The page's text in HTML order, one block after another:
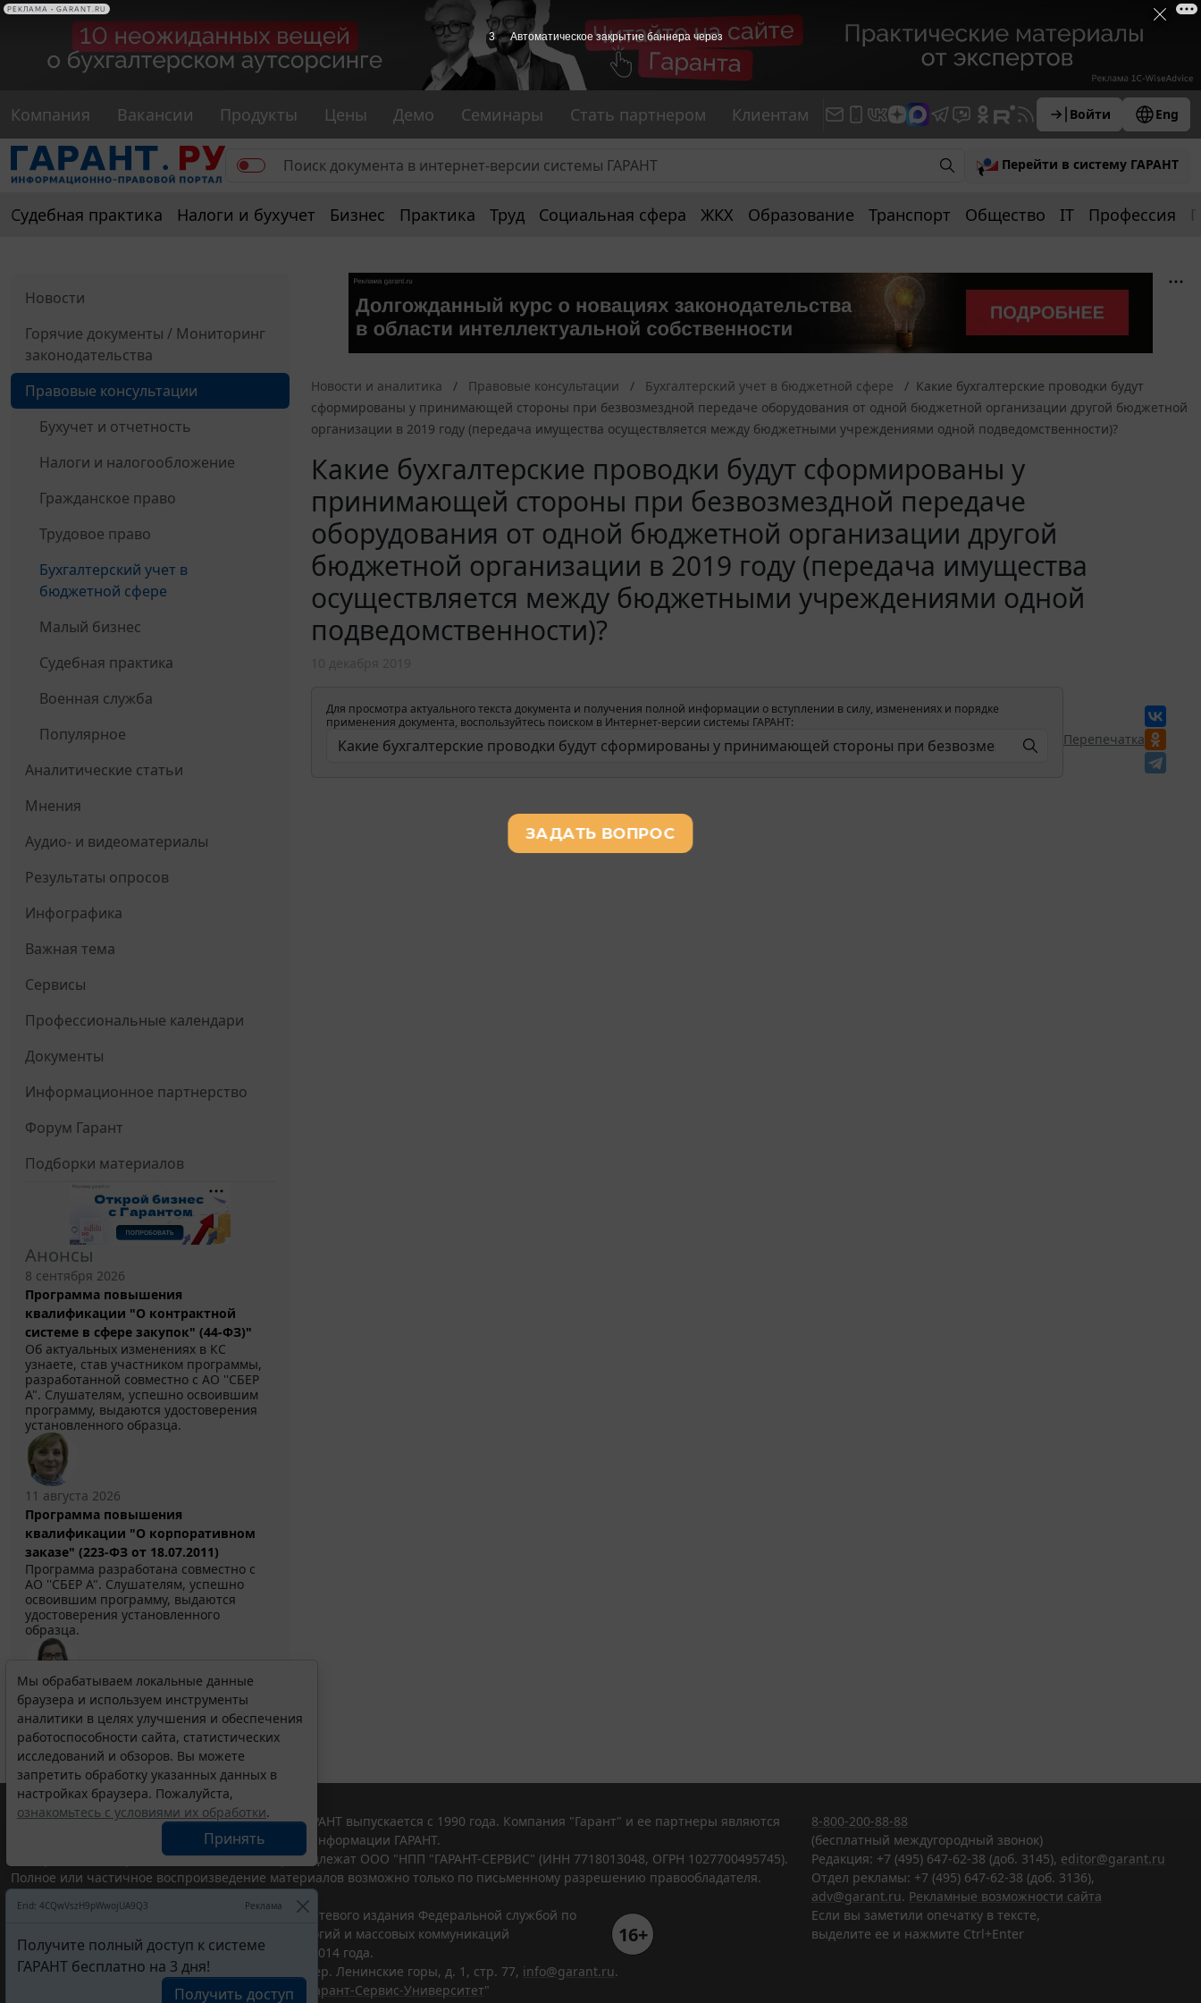
Компания Вакансии Продукты Цены Демо Семинары Стать партнером Клиентам Войти Eng
Перейти в систему ГАРАНТ
Судебная практика Налоги и бухучет Бизнес Практика Труд Социальная сфера ЖКХ Образование Транспорт Общество IT Профессия
Новости
Горячие документы / Мониторинг
законодательства
Правовые консультации
Бухучет и отчетность
Налоги и налогообложение
Гражданское право
Трудовое право
Бухгалтерский учет в
бюджетной сфере
Малый бизнес
Судебная практика
Военная служба
Популярное
Аналитические статьи
Мнения
Аудио- и видеоматериалы
Результаты опросов
Инфографика
Важная тема
Сервисы
Профессиональные календари
Документы
Информационное партнерство
Форум Гарант
Подборки материалов
Анонсы
8 сентября 2026
Программа повышения
квалификации "О контрактной
системе в сфере закупок" (44-ФЗ)"
Об актуальных изменениях в КС
узнаете, став участником программы,
разработанной совместно с АО ''СБЕР
А". Слушателям, успешно освоившим
программу, выдаются удостоверения
установленного образца.
11 августа 2026
Программа повышения
квалификации "О корпоративном
заказе" (223-ФЗ от 18.07.2011)
Программа разработана совместно с
АО ''СБЕР А". Слушателям, успешно
освоившим программу, выдаются
удостоверения установленного
образца.
Выберите тему программы повышения квалификации
для юристов ...
Новости и аналитика Правовые консультации Бухгалтерский учет в бюджетной сфере
Какие бухгалтерские проводки будут
сформированы у принимающей стороны при безвозмездной передаче оборудования от одной бюджетной организации другой бюджетной
организации в 2019 году (передача имущества осуществляется между бюджетными учреждениями одной подведомственности)?
Какие бухгалтерские проводки будут сформированы у
принимающей стороны при безвозмездной передаче
оборудования от одной бюджетной организации другой
бюджетной организации в 2019 году (передача имущества
осуществляется между бюджетными учреждениями одной
подведомственности)?
Для просмотра актуального текста документа и получения полной информации о вступлении в силу, изменениях и порядке
применения документа, воспользуйтесь поиском в Интернет-версии системы ГАРАНТ:
Перепечатка
Мы обрабатываем локальные данные
браузера и используем инструменты
аналитики в целях улучшения и обеспечения
работоспособности сайта, статистических
исследований и обзоров. Вы можете
запретить обработку указанных данных в
настройках браузера. Пожалуйста,
ознакомьтесь с условиями их обработки.
Принять
Erid: 4CQwVszH9pWwojUA9Q3 Реклама
Получите полный доступ к системе
ГАРАНТ бесплатно на 3 дня!
Получить доступ
© ООО "НПП "ГАРАНТ-СЕРВИС", 2026. Система ГАРАНТ выпускается с 1990 года. Компания "Гарант" и ее партнеры являются
участниками Российской ассоциации правовой информации ГАРАНТ.
Все права на материалы сайта ГАРАНТ.РУ принадлежат ООО "НПП "ГАРАНТ-СЕРВИС" (ИНН 7718013048, ОГРН 1027700495745).
Полное или частичное воспроизведение материалов возможно только по письменному разрешению правообладателя.
Портал ГАРАНТ.РУ зарегистрирован в качестве сетевого издания Федеральной службой по
надзору в сфере связи,информационных технологий и массовых коммуникаций
(Роскомнадзором), Эл № ФС77-58365 от 18 июня 2014 года.
16+
ООО "НПП "ГАРАНТ-СЕРВИС", 119234, г. Москва, тер. Ленинские горы, д. 1, стр. 77, info@garant.ru.
Разработчик ЭПС Система ГАРАНТ – ООО "НПП "
Гарант-Сервис-Университет"
8-800-200-88-88
(бесплатный междугородный звонок)
Редакция: +7 (495) 647-62-38 (доб. 3145), editor@garant.ru
Отдел рекламы: +7 (495) 647-62-38 (доб. 3136),
adv@garant.ru. Рекламные возможности сайта
Если вы заметили опечатку в тексте,
выделите ее и нажмите Ctrl+Enter
3 Автоматическое закрытие баннера через
РЕКЛАМА • GARANT.RU